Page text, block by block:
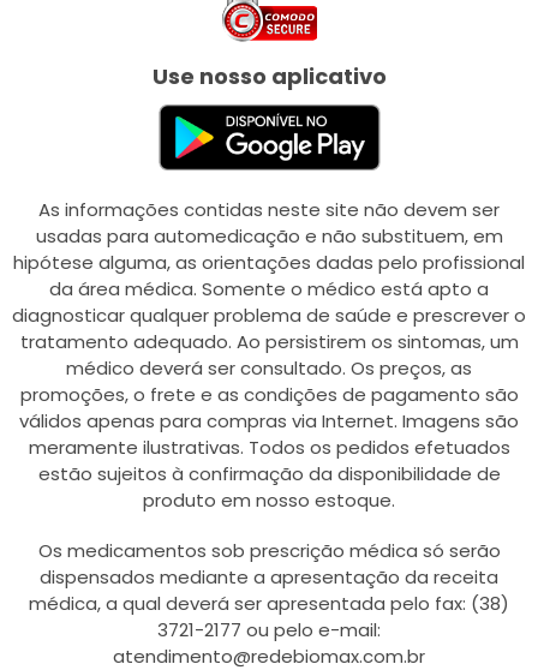
Use nosso aplicativo
As informações contidas neste site não devem ser
usadas para automedicação e não substituem, em
hipótese alguma, as orientações dadas pelo profissional
da área médica. Somente o médico está apto a
diagnosticar qualquer problema de saúde e prescrever o
tratamento adequado. Ao persistirem os sintomas, um
médico deverá ser consultado. Os preços, as
promoções, o frete e as condições de pagamento são
válidos apenas para compras via Internet. Imagens são
meramente ilustrativas. Todos os pedidos efetuados
estão sujeitos à confirmação da disponibilidade de
produto em nosso estoque.
Os medicamentos sob prescrição médica só serão
dispensados mediante a apresentação da receita
médica, a qual deverá ser apresentada pelo fax: (38)
3721-2177 ou pelo e-mail:
atendimento@redebiomax.com.br